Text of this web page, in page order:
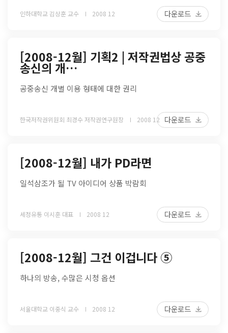
인하대학교 김상훈 교수 2008 12 다운로드
[2008-12월] 기획2 | 저작권법상 공중
송신의 개…
공중송신 개별 이용 형태에 대한 권리
한국저작권위원회 최경수 저작권연구원장 2008 12 다운로드
[2008-12월] 내가 PD라면
일석삼조가 될 TV 아이디어 상품 박람회
세정유통 이시훈 대표 2008 12 다운로드
[2008-12월] 그건 이겁니다 ⑤
하나의 방송, 수많은 시청 옵션
서울대학교 이중식 교수 2008 12 다운로드